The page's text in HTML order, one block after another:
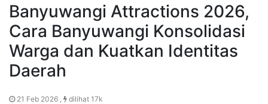
Banyuwangi Attractions 2026,
Cara Banyuwangi Konsolidasi
Warga dan Kuatkan Identitas
Daerah
21 Feb 2026 , dilihat 17k